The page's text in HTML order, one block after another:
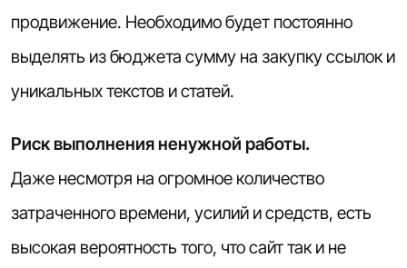
продвижение. Необходимо будет постоянно
выделять из бюджета сумму на закупку ссылок и
уникальных текстов и статей.
Риск выполнения ненужной работы.
Даже несмотря на огромное количество
затраченного времени, усилий и средств, есть
высокая вероятность того, что сайт так и не